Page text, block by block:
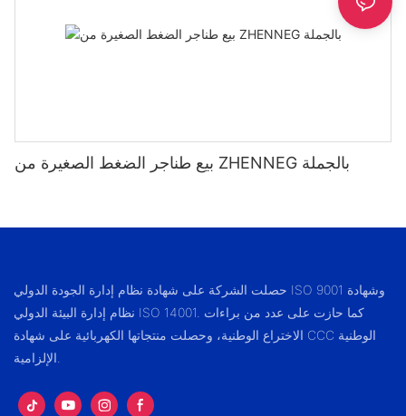
بيع طناجر الضغط الصغيرة من ZHENNEG بالجملة
حصلت الشركة على شهادة نظام إدارة الجودة الدولي ISO 9001 وشهادة
نظام إدارة البيئة الدولي ISO 14001. كما حازت على عدد من براءات
الاختراع الوطنية، وحصلت منتجاتها الكهربائية على شهادة CCC الوطنية